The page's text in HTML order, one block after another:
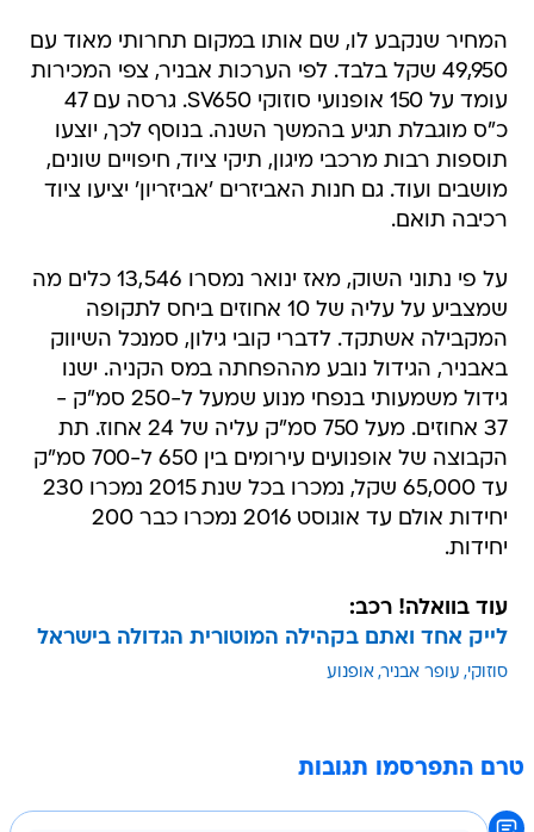
המחיר שנקבע לו, שם אותו במקום תחרותי מאוד עם
49,950 שקל בלבד. לפי הערכות אבניר, צפי המכירות
עומד על 150 אופנועי סוזוקי SV650. גרסה עם 47
כ"ס מוגבלת תגיע בהמשך השנה. בנוסף לכך, יוצעו
תוספות רבות מרכבי מיגון, תיקי ציוד, חיפויים שונים,
מושבים ועוד. גם חנות האביזרים 'אביזריון' יציעו ציוד
רכיבה תואם.
על פי נתוני השוק, מאז ינואר נמסרו 13,546 כלים מה
שמצביע על עליה של 10 אחוזים ביחס לתקופה
המקבילה אשתקד. לדברי קובי גילון, סמנכל השיווק
באבניר, הגידול נובע מההפחתה במס הקניה. ישנו
גידול משמעותי בנפחי מנוע שמעל ל-250 סמ"ק -
37 אחוזים. מעל 750 סמ"ק עליה של 24 אחוז. תת
הקבוצה של אופנועים עירומים בין 650 ל-700 סמ"ק
עד 65,000 שקל, נמכרו בכל שנת 2015 נמכרו 230
יחידות אולם עד אוגוסט 2016 נמכרו כבר 200
יחידות.
עוד בוואלה! רכב:
לייק אחד ואתם בקהילה המוטורית הגדולה בישראל
סוזוקי עופר אבניר אופנוע
טרם התפרסמו תגובות